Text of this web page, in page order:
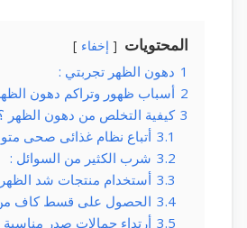
المحتويات إخفاء
1 دهون الظهر تجربتي :
2 أسباب ظهور وتراكم دهون
3 كيفية التخلص من دهون الظهر
3.1 أتباع نظام غذائى صحى
3.2 شرب الكثير من السوائل :
3.3 أستخدام منتجات شد
3.4 الحصول على قسط كاف من
3.5 أرتداء حمالات صدر